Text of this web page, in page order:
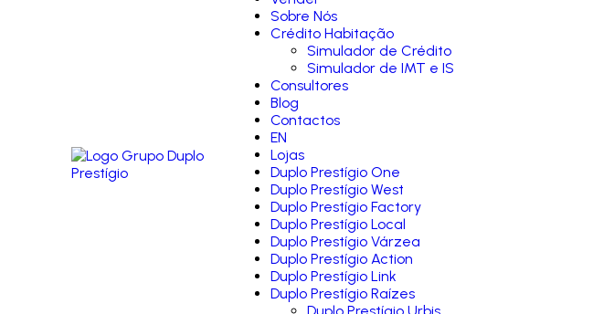
Sobre Nós
Crédito Habitação
Simulador de Crédito
Simulador de IMT e IS
Consultores
Blog
Contactos
EN
Lojas
Duplo Prestígio One
Duplo Prestígio West
Duplo Prestígio Factory
Duplo Prestígio Local
Duplo Prestígio Várzea
Duplo Prestígio Action
Duplo Prestígio Link
Duplo Prestígio Raízes